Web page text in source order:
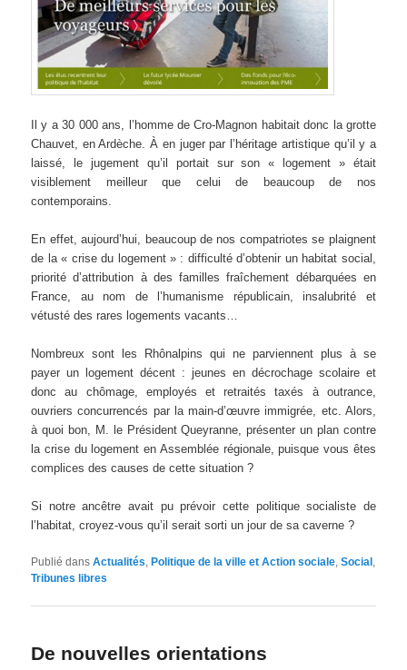
Il y a 30 000 ans, l’homme de Cro-Magnon habitait donc la grotte
Chauvet, en Ardèche. À en juger par l’héritage artistique qu’il y a
laissé, le jugement qu’il portait sur son « logement » était
visiblement meilleur que celui de beaucoup de nos
contemporains.
En effet, aujourd’hui, beaucoup de nos compatriotes se plaignent
de la « crise du logement » : difficulté d’obtenir un habitat social,
priorité d’attribution à des familles fraîchement débarquées en
France, au nom de l’humanisme républicain, insalubrité et
vétusté des rares logements vacants…
Nombreux sont les Rhônalpins qui ne parviennent plus à se
payer un logement décent : jeunes en décrochage scolaire et
donc au chômage, employés et retraités taxés à outrance,
ouvriers concurrencés par la main-d’œuvre immigrée, etc. Alors,
à quoi bon, M. le Président Queyranne, présenter un plan contre
la crise du logement en Assemblée régionale, puisque vous êtes
complices des causes de cette situation ?
Si notre ancêtre avait pu prévoir cette politique socialiste de
l’habitat, croyez-vous qu’il serait sorti un jour de sa caverne ?
Publié dans Actualités, Politique de la ville et Action sociale,Social ,
Tribunes libres
De nouvelles orientations